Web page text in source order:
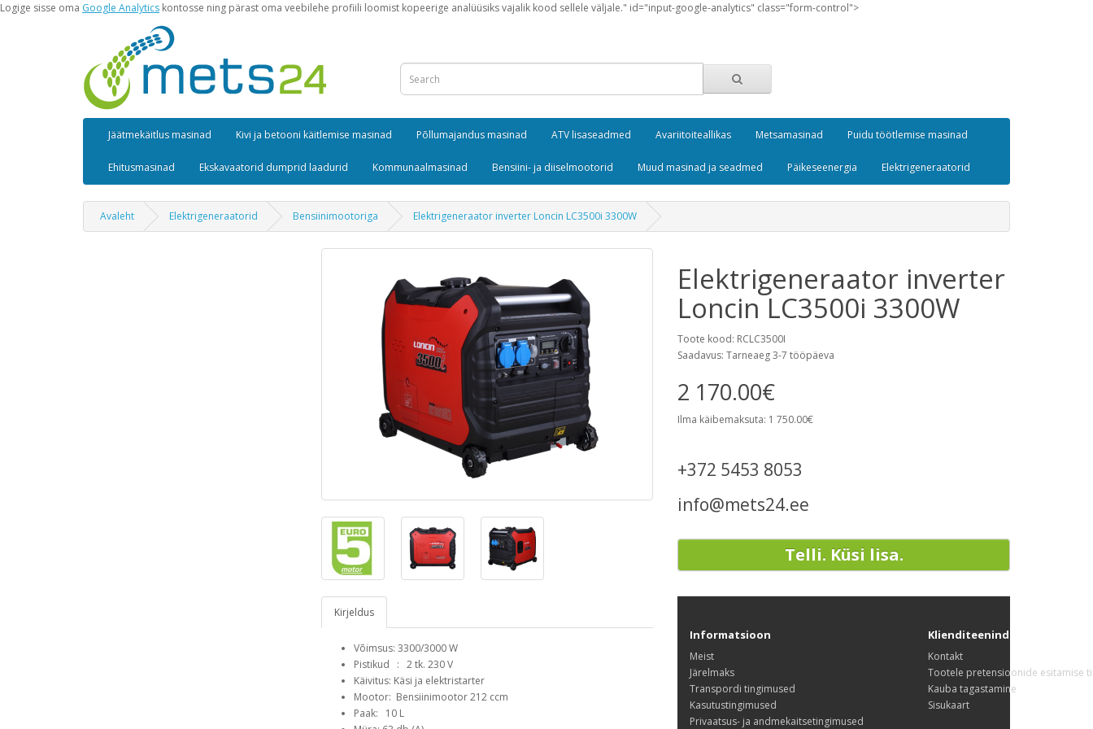
Logige sisse oma Google Analytics kontosse ning pärast oma veebilehe profiili loomist kopeerige analüüsiks vajalik kood sellele väljale." id="input-google-analytics" class="form-control">
Jäätmekäitlus masinad Kivi ja betooni käitlemise masinad Põllumajandus masinad ATV lisaseadmed Avariitoiteallikas Metsamasinad Puidu töötlemise masinad
Ehitusmasinad Ekskavaatorid dumprid laadurid Kommunaalmasinad Bensiini- ja diiselmootorid Muud masinad ja seadmed Päikeseenergia Elektrigeneraatorid
Avaleht Elektrigeneraatorid Bensiinimootoriga Elektrigeneraator inverter Loncin LC3500i 3300W
Kirjeldus
Võimsus: 3300/3000 W
Pistikud : 2 tk. 230 V
Käivitus: Käsi ja elektristarter
Mootor: Bensiinimootor 212 ccm
Paak: 10 L
Elektrigeneraator inverter
Loncin LC3500i 3300W
Toote kood: RCLC3500I
Saadavus: Tarneaeg 3-7 tööpäeva
2 170.00€
Ilma käibemaksuta: 1 750.00€
+372 5453 8053
info@mets24.ee
Telli. Küsi lisa.
Informatsioon
Meist
Järelmaks
Transpordi tingimused
Kasutustingimused
Privaatsus- ja andmekaitsetingimused
Klienditeenindus
Kontakt
Tootele pretensioonide esitamise
Kauba tagastamine
Sisukaart